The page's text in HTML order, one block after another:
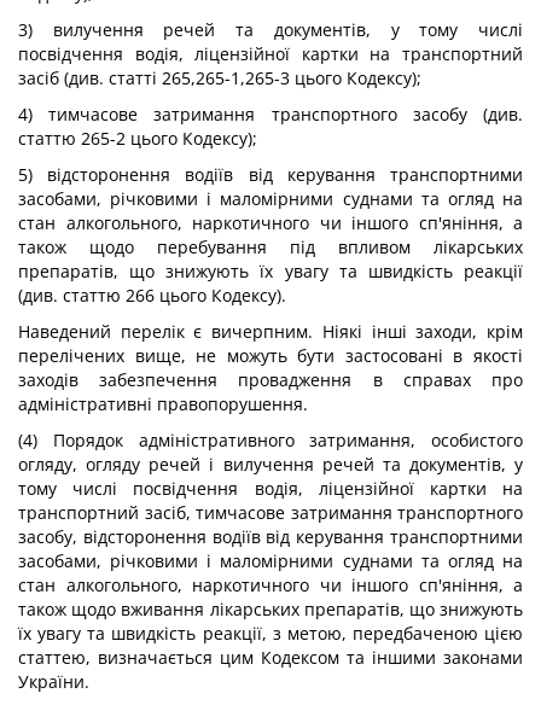
3) вилучення речей та документів, у тому числі
посвідчення водія, ліцензійної картки на транспортний
засіб (див. статті 265,265-1,265-3 цього Кодексу);
4) тимчасове затримання транспортного засобу (див.
статтю 265-2 цього Кодексу);
5) відсторонення водіїв від керування транспортними
засобами, річковими і маломірними суднами та огляд на
стан алкогольного, наркотичного чи іншого сп'яніння, а
також щодо перебування під впливом лікарських
препаратів, що знижують їх увагу та швидкість реакції
(див. статтю 266 цього Кодексу).
Наведений перелік є вичерпним. Ніякі інші заходи, крім
перелічених вище, не можуть бути застосовані в якості
заходів забезпечення провадження в справах про
адміністративні правопорушення.
(4) Порядок адміністративного затримання, особистого
огляду, огляду речей і вилучення речей та документів, у
тому числі посвідчення водія, ліцензійної картки на
транспортний засіб, тимчасове затримання транспортного
засобу, відсторонення водіїв від керування транспортними
засобами, річковими і маломірними суднами та огляд на
стан алкогольного, наркотичного чи іншого сп'яніння, а
також щодо вживання лікарських препаратів, що знижують
їх увагу та швидкість реакції, з метою, передбаченою цією
статтею, визначається цим Кодексом та іншими законами
України.